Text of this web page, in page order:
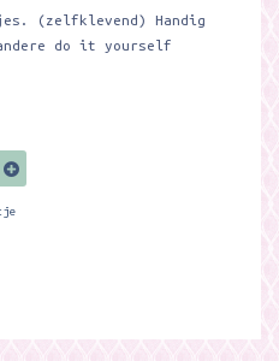
(zelfklevend) Handig
do it yourself